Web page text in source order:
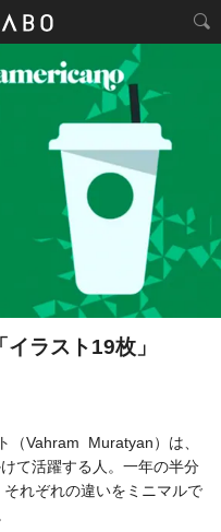
ラスト19枚」
（Vahram Muratyan）は、
て活躍する人。一年の半分
れぞれの違いをミニマルで